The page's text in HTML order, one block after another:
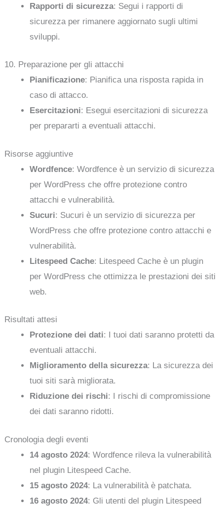
Rapporti di sicurezza: Segui i rapporti di
sicurezza per rimanere aggiornato sugli ultimi
sviluppi.
10. Preparazione per gli attacchi
Pianificazione: Pianifica una risposta rapida in
caso di attacco.
Esercitazioni: Esegui esercitazioni di sicurezza
per prepararti a eventuali attacchi.
Risorse aggiuntive
Wordfence: Wordfence è un servizio di sicurezza
per WordPress che offre protezione contro
attacchi e vulnerabilità.
Sucuri: Sucuri è un servizio di sicurezza per
WordPress che offre protezione contro attacchi e
vulnerabilità.
Litespeed Cache: Litespeed Cache è un plugin
per WordPress che ottimizza le prestazioni dei siti
web.
Risultati attesi
Protezione dei dati: I tuoi dati saranno protetti da
eventuali attacchi.
Miglioramento della sicurezza: La sicurezza dei
tuoi siti sarà migliorata.
Riduzione dei rischi: I rischi di compromissione
dei dati saranno ridotti.
Cronologia degli eventi
14 agosto 2024: Wordfence rileva la vulnerabilità
nel plugin Litespeed Cache.
15 agosto 2024: La vulnerabilità è patchata.
16 agosto 2024: Gli utenti del plugin Litespeed